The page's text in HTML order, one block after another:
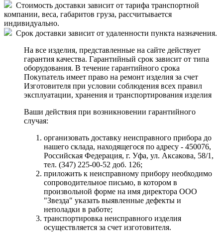
Стоимость доставки зависит от тарифа транспортной
компании, веса, габаритов груза, рассчитывается
индивидуально.
Срок доставки зависит от удаленности пункта назначения.
На все изделия, представленные на сайте действует
гарантия качества. Гарантийный срок зависит от типа
оборудования. В течение гарантийного срока
Покупатель имеет право на ремонт изделия за счет
Изготовителя при условии соблюдения всех правил
эксплуатации, хранения и транспортирования изделия
Ваши действия при возникновении гарантийного
случая:
организовать доставку неисправного прибора до
нашего склада, находящегося по адресу - 450076,
Российская Федерация, г. Уфа, ул. Аксакова, 58/1,
тел. (347) 225-00-52 доб. 126;
приложить к неисправному прибору необходимо
сопроводительное письмо, в котором в
произвольной форме на имя директора ООО
"Звезда" указать выявленные дефекты и
неполадки в работе;
транспортировка неисправного изделия
осуществляется за счет изготовителя.